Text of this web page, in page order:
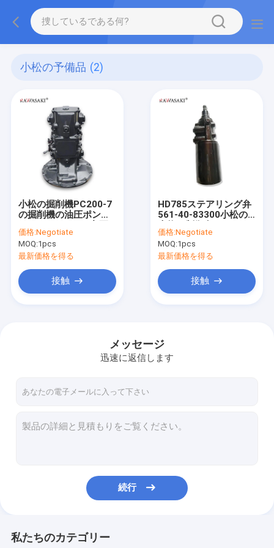
小松の予備品 (2)
小松の掘削機PC200-7
の掘削機の油圧ポンプ
なポンプ
価格:Negotiate
MOQ:1pcs
最新価格を得る
接触
HD785ステアリング弁
561-40-83300小松の
ンブリ5614083300
価格:Negotiate
MOQ:1pcs
最新価格を得る
接触
メッセージ
迅速に返信します
続行
私たちのカテゴリー